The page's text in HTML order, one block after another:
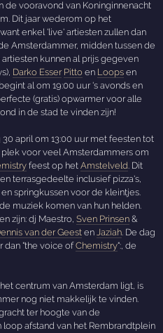
de vooravond van Koninginnenacht
Dit jaar wederom op het
enkel 'live' artiesten zullen dan
Amsterdammer, midden tussen de
kunnen al prijs gegeven
Darko Esser Pitto en Loops en
al om 19:00 uur 's avonds en
(gratis) opwarmer voor alle
in de stad te vinden zijn!
april om 13:00 uur met feesten tot
plek voor veel Amsterdammers om
feest op hetAmstelveld. Dit
terrasgedeelte inclusief pizza's,
springkussen voor de kleintjes.
muziek komen van hun helden.
zijn: dj Maestro,Sven Prinsen &
van der Geest enJaziah. De dag
dan "the voice ofChemistry":, de
centrum van Amsterdam ligt, is
nog niet makkelijk te vinden.
ter hoogte van de
afstand van het Rembrandtplein